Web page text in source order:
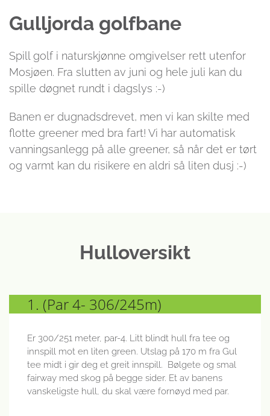
Gulljorda golfbane
Spill golf i naturskjønne omgivelser rett utenfor
Mosjøen. Fra slutten av juni og hele juli kan du
spille døgnet rundt i dagslys :-)
Banen er dugnadsdrevet, men vi kan skilte med
flotte greener med bra fart! Vi har automatisk
vanningsanlegg på alle greener, så når det er tørt
og varmt kan du risikere en aldri så liten dusj :-)
Hulloversikt
1. (Par 4- 306/245m)
Er 300/251 meter, par-4. Litt blindt hull fra tee og
innspill mot en liten green. Utslag på 170 m fra Gul
tee midt i gir deg et greit innspill. Bølgete og smal
fairway med skog på begge sider. Et av banens
vanskeligste hull, du skal være fornøyd med par.